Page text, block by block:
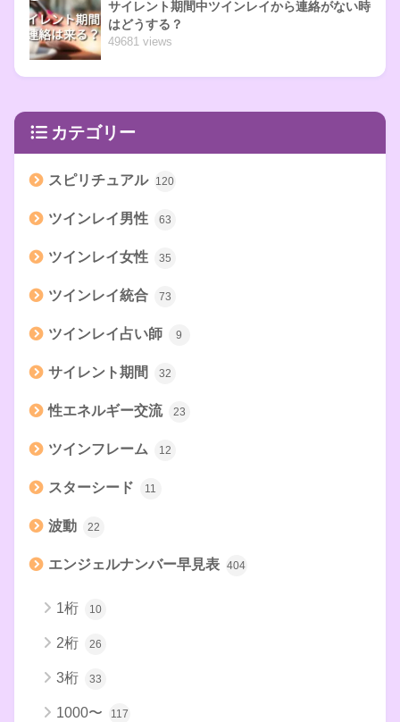
サイレント期間中ツインレイから連絡がない時
はどうする？
49681 views
カテゴリー
スピリチュアル 120
ツインレイ男性 63
ツインレイ女性 35
ツインレイ統合 73
ツインレイ占い師 9
サイレント期間 32
性エネルギー交流 23
ツインフレーム 12
スターシード 11
波動 22
エンジェルナンバー早見表 404
1桁 10
2桁 26
3桁 33
1000〜 117